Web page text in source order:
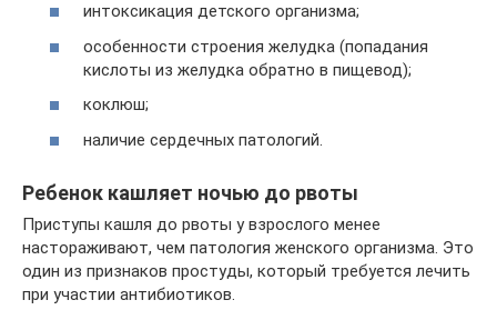
интоксикация детского организма;
особенности строения желудка (попадания
кислоты из желудка обратно в пищевод);
коклюш;
наличие сердечных патологий.
Ребенок кашляет ночью до рвоты
Приступы кашля до рвоты у взрослого менее
настораживают, чем патология женского организма. Это
один из признаков простуды, который требуется лечить
при участии антибиотиков.